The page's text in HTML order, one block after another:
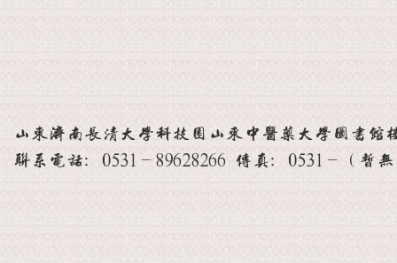
山东济南长清大学科技园山东中医药大学图书馆
联系电话：0531-89628266 传真：0531-（暂无